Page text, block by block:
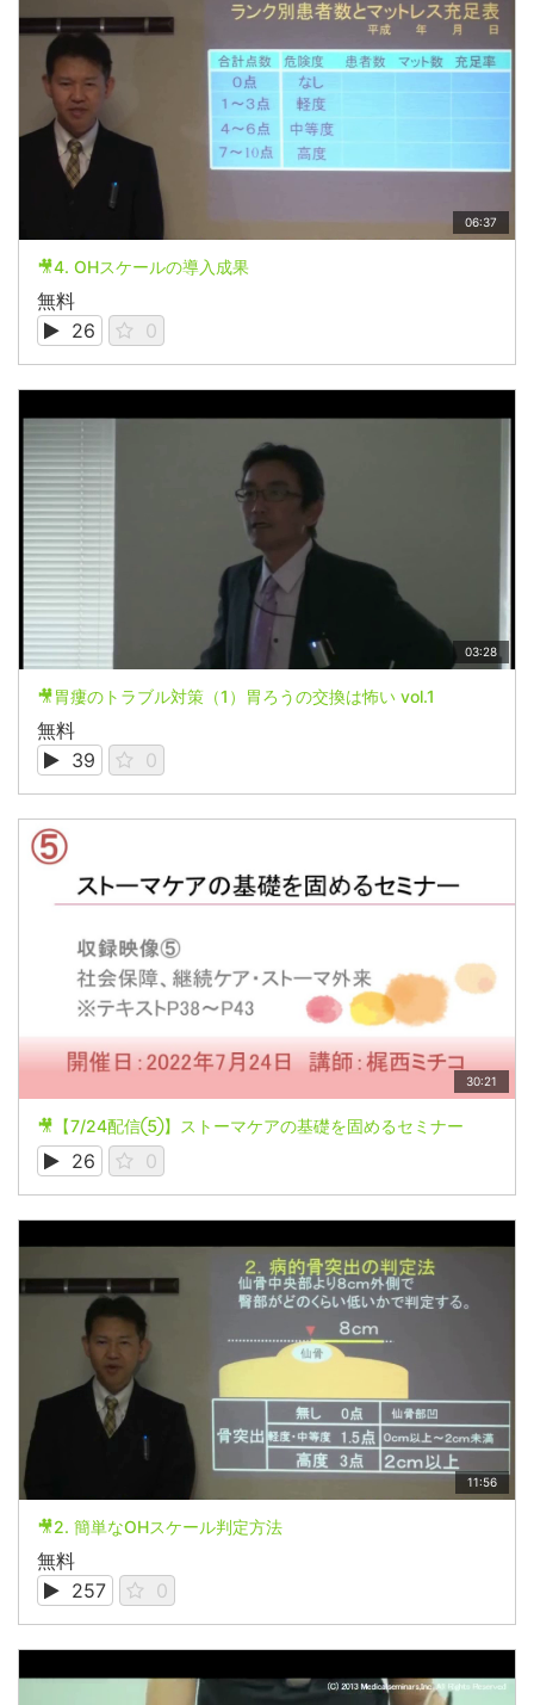
06:37
🎥4. OHスケールの導入成果
無料
26
0
03:28
🎥胃瘻のトラブル対策（1）胃ろうの交換は怖い vol.1
無料
39
0
30:21
🎥【7/24配信⑤】ストーマケアの基礎を固めるセミナー
26 0
11:56
🎥2. 簡単なOHスケール判定方法
無料
257
0